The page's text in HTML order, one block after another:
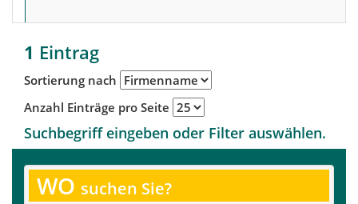
1 Eintrag
Sortierung nach
Anzahl Einträge pro Seite
Suchbegriff eingeben oder Filter auswählen.
WO suchen Sie?